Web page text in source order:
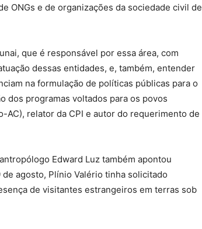
ONGs e de organizações da sociedade civil de
que é responsável por essa área, com
dessas entidades, e, também, entender
na formulação de políticas públicas para o
dos programas voltados para os povos
AC), relator da CPI e autor do requerimento de
Edward Luz também apontou
agosto, Plínio Valério tinha solicitado
de visitantes estrangeiros em terras sob